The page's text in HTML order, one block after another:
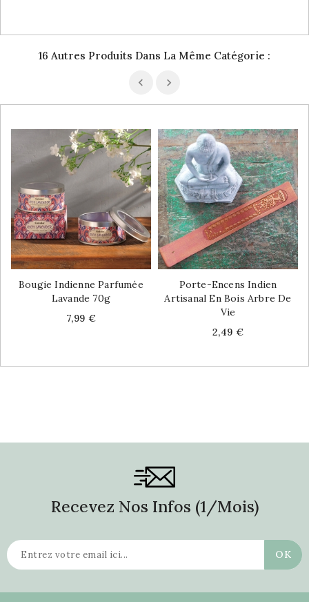
16 Autres Produits Dans La Même Catégorie :
Bougie Indienne Parfumée
Lavande 70g
Price
7,99 €
Porte-Encens Indien
Artisanal En Bois Arbre De
Vie
Price
2,49 €
Recevez Nos Infos (1/mois)